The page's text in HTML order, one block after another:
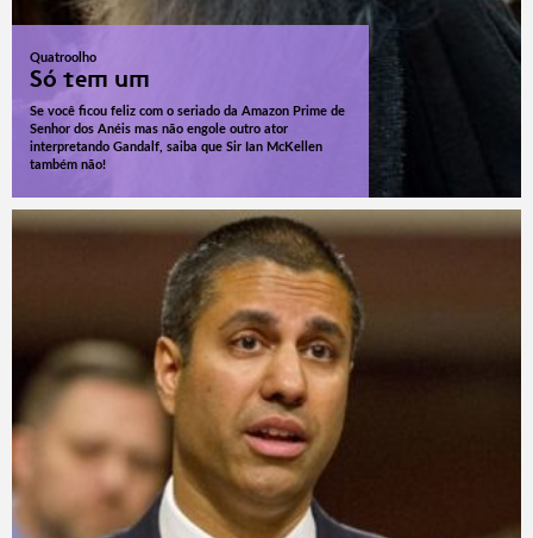
Quatroolho
Só tem um
Se você ficou feliz com o seriado da Amazon Prime de
Senhor dos Anéis mas não engole outro ator
interpretando Gandalf, saiba que Sir Ian McKellen
também não!